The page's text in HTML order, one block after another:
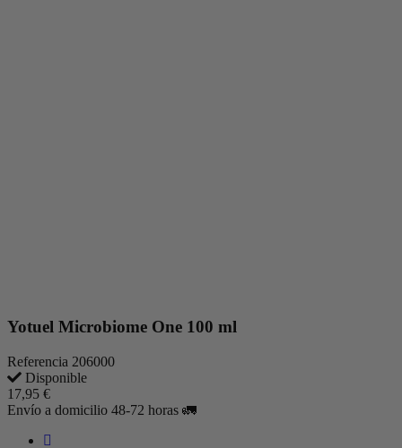
Yotuel Microbiome One 100 ml
Referencia 206000
Disponible
17,95 €
Envío a domicilio 48-72 horas 🚛